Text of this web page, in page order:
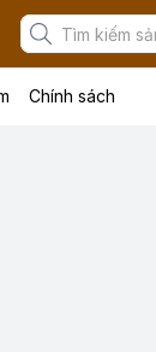
Chính sách